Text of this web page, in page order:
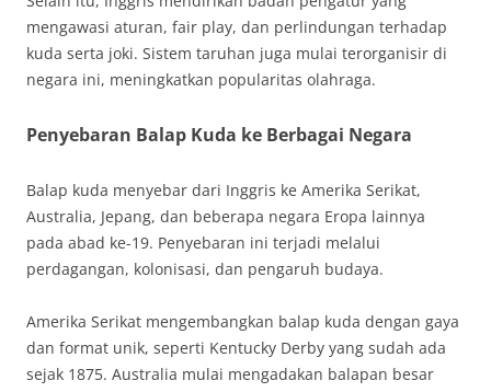
mengawasi aturan, fair play, dan perlindungan terhadap
kuda serta joki. Sistem taruhan juga mulai terorganisir di
negara ini, meningkatkan popularitas olahraga.
Penyebaran Balap Kuda ke Berbagai Negara
Balap kuda menyebar dari Inggris ke Amerika Serikat,
Australia, Jepang, dan beberapa negara Eropa lainnya
pada abad ke-19. Penyebaran ini terjadi melalui
perdagangan, kolonisasi, dan pengaruh budaya.
Amerika Serikat mengembangkan balap kuda dengan gaya
dan format unik, seperti Kentucky Derby yang sudah ada
sejak 1875. Australia mulai mengadakan balapan besar